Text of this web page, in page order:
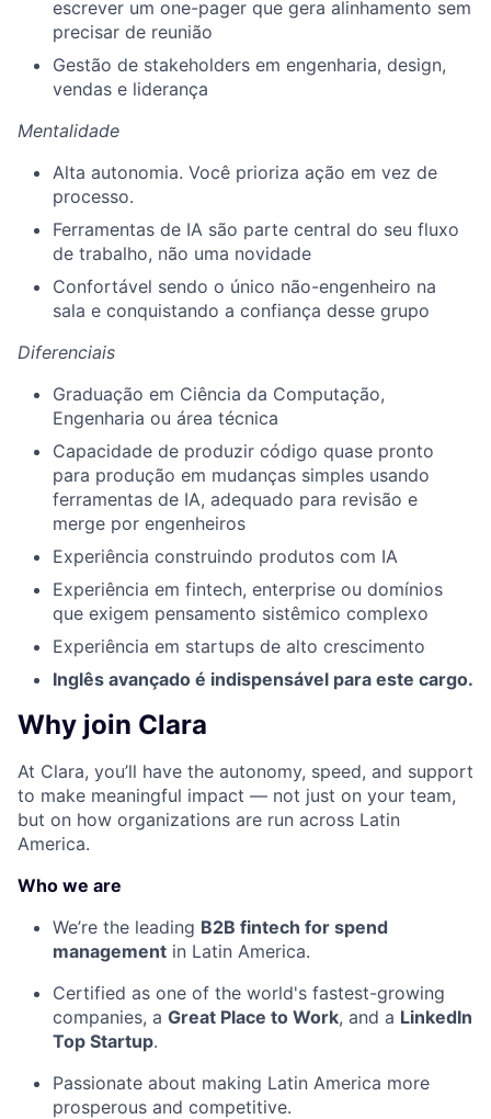
escrever um one-pager que gera alinhamento sem
precisar de reunião
Gestão de stakeholders em engenharia, design,
vendas e liderança
Mentalidade
Alta autonomia. Você prioriza ação em vez de
processo.
Ferramentas de IA são parte central do seu fluxo
de trabalho, não uma novidade
Confortável sendo o único não-engenheiro na
sala e conquistando a confiança desse grupo
Diferenciais
Graduação em Ciência da Computação,
Engenharia ou área técnica
Capacidade de produzir código quase pronto
para produção em mudanças simples usando
ferramentas de IA, adequado para revisão e
merge por engenheiros
Experiência construindo produtos com IA
Experiência em fintech, enterprise ou domínios
que exigem pensamento sistêmico complexo
Experiência em startups de alto crescimento
Inglês avançado é indispensável para este cargo.
Why join Clara
At Clara, you’ll have the autonomy, speed, and support
to make meaningful impact — not just on your team,
but on how organizations are run across Latin
America.
Who we are
We’re the leading B2B fintech for spend
management in Latin America.
Certified as one of the world's fastest-growing
companies, a Great Place to Work, and a LinkedIn
Top Startup.
Passionate about making Latin America more
prosperous and competitive.